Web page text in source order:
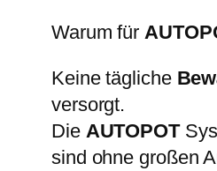
Warum für
Keine tägliche
versorgt.
Die AUTOPOT
sind ohne großen